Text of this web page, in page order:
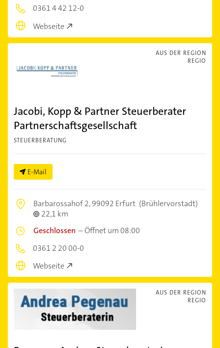
0361 4 42 12-0
Webseite
AUS DER REGION
REGIO
Jacobi, Kopp & Partner Steuerberater
Partnerschaftsgesellschaft
STEUERBERATUNG
E-Mail
Barbarossahof 2,99092 Erfurt (Brühlervorstadt)
22,1 km
Geschlossen –Öffnet um 08:00
0361 2 20 00-0
Webseite
AUS DER REGION
REGIO